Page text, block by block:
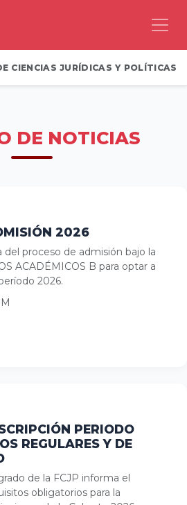
CIENCIAS JURÍDICAS Y POLÍTICAS
DE NOTICIAS
2026
del proceso de admisión bajo la
ACADÉMICOS B para optar a
2026.
PERIODO
REGULARES Y DE
de la FCJP informa el
obligatorios para la